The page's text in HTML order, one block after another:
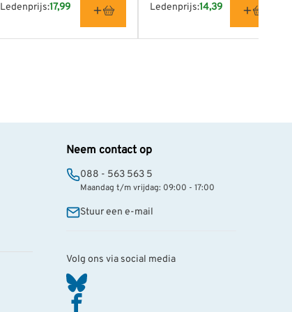
Ledenprijs:17,99 Ledenprijs:14,39
Neem contact op
088 - 563 563 5
Maandag t/m vrijdag: 09:00 - 17:00
Stuur een e-mail
Volg ons via social media